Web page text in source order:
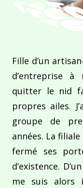
Fille d’un
d’entreprise
quitter le nid
propres ailes.
groupe de
années. La
fermé ses
d’existence.
me suis alors